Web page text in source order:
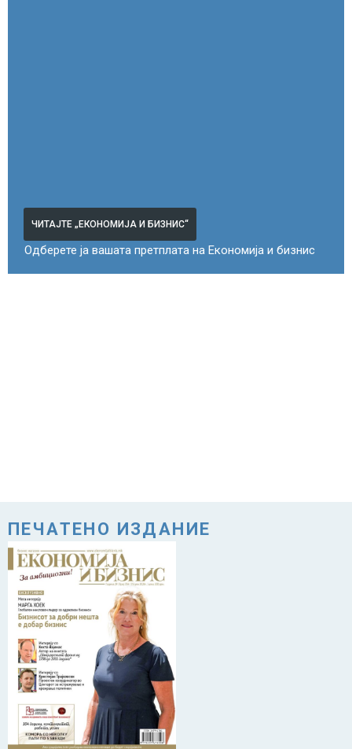
ЧИТАЈТЕ „ЕКОНОМИЈА И БИЗНИС“
Одберете ја вашата претплата на Економија и бизнис
ПЕЧАТЕНО ИЗДАНИЕ